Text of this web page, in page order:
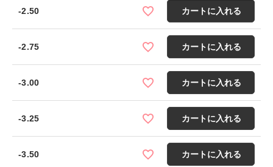
-2.50 カートに入れる
-2.75 カートに入れる
-3.00 カートに入れる
-3.25 カートに入れる
-3.50 カートに入れる